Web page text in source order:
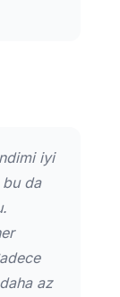
iyi
da
az